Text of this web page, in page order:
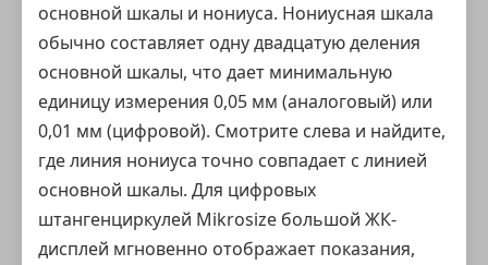
основной шкалы и нониуса. Нониусная шкала
обычно составляет одну двадцатую деления
основной шкалы, что дает минимальную
единицу измерения 0,05 мм (аналоговый) или
0,01 мм (цифровой). Смотрите слева и найдите,
где линия нониуса точно совпадает с линией
основной шкалы. Для цифровых
штангенциркулей Mikrosize большой ЖК-
дисплей мгновенно отображает показания,